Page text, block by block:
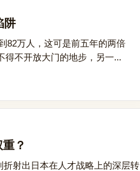
阱
82万人，这可是前五年的两倍
得不开放大门的地步，另一...
？
折射出日本在人才战略上的深层转